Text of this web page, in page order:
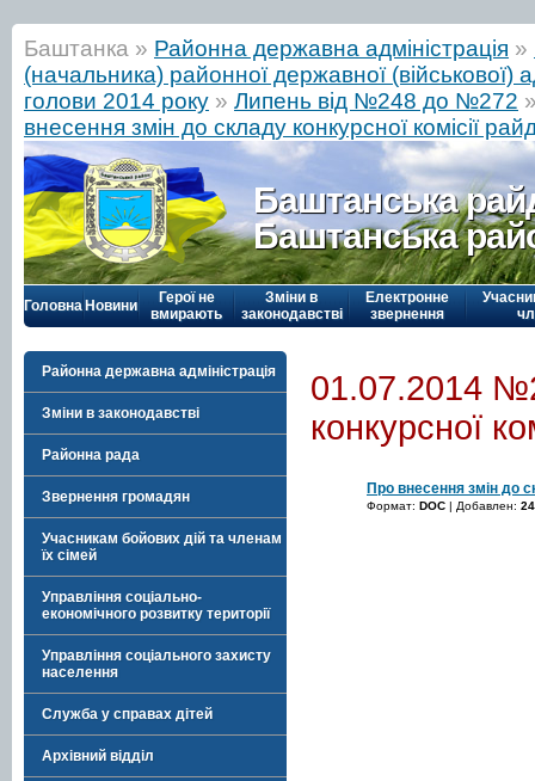
Баштанка » Районна державна адміністрація »
(начальника) районної державної (військової)
голови 2014 року » Липень від №248 до №272
внесення змін до складу конкурсної комісії
Баштанська
Баштанська
Головна Новини
Герої не
вмирають
Зміни в
законодавстві
Електронне
звернення
Районна державна адміністрація
Зміни в законодавстві
Районна рада
Звернення громадян
Учасникам бойових дій та членам
їх сімей
Управління соціально-
економічного розвитку території
Управління соціального захисту
населення
Служба у справах дітей
Архівний відділ
01.07.2014
конкурсної
Про внесення змін до
Формат: DOC | Добавлен: